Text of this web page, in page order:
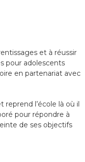
et à réussir
pour adolescents
en partenariat avec
l’école là où il
pour répondre à
de ses objectifs